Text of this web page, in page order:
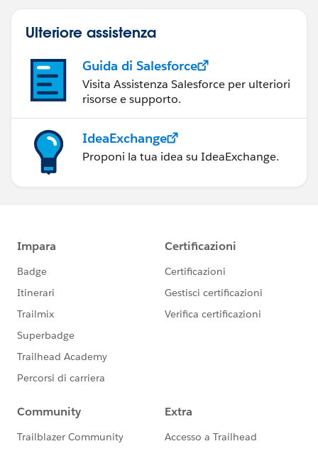
Ulteriore assistenza
Guida di Salesforce
Visita Assistenza Salesforce per ulteriori
risorse e supporto.
IdeaExchange
Proponi la tua idea su IdeaExchange.